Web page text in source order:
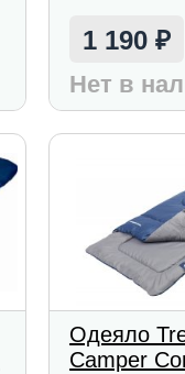
1 190₽
Нет в
Одеяло
Camper